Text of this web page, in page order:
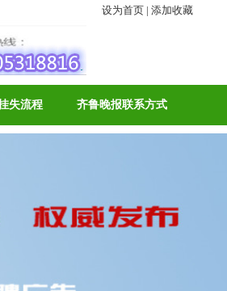
设为首页| 添加收藏
失流程 齐鲁晚报联系方式